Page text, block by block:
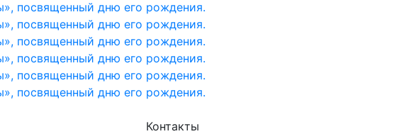
Контакты